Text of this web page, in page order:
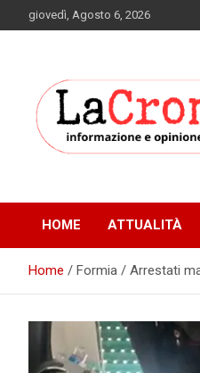
to
giovedì, Agosto 6, 2026
HOME ATTUALITÀ
Home Formia / Arrestati